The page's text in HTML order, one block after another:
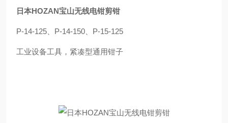
日本HOZAN宝山无线电钳剪钳
P-14-125、P-14-150、P-15-125
工业设备工具，紧凑型通用钳子